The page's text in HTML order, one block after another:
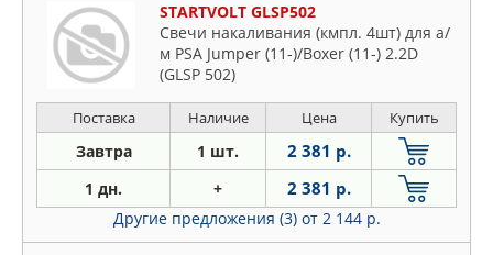
STARTVOLT GLSP502
Свечи накаливания (кмпл. 4шт) для а/
м PSA Jumper (11-)/Boxer (11-) 2.2D
(GLSP 502)
Поставка Наличие Цена Купить
Завтра 1 шт. 2 381 р.
1 дн. + 2 381 р.
Другие предложения (3) от 2 144 р.